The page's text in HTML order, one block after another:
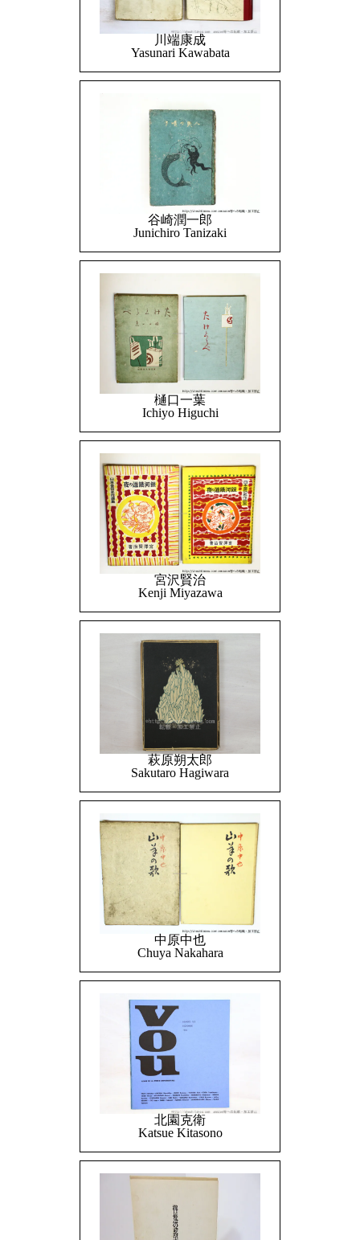
川端康成
Yasunari Kawabata
谷崎潤一郎
Junichiro Tanizaki
樋口一葉
Ichiyo Higuchi
宮沢賢治
Kenji Miyazawa
萩原朔太郎
Sakutaro Hagiwara
中原中也
Chuya Nakahara
北園克衛
Katsue Kitasono